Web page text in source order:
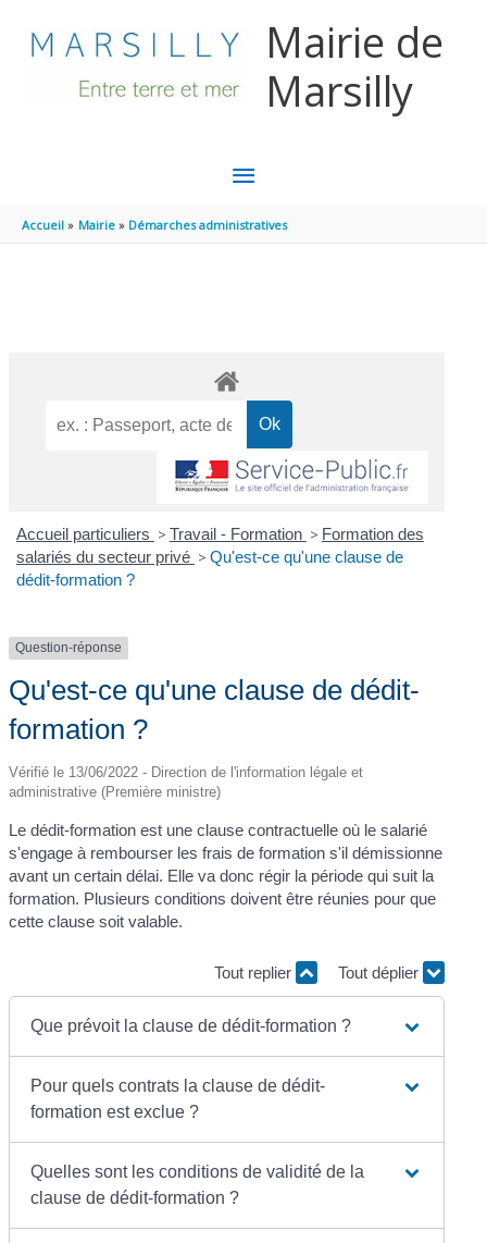
Mairie de
Marsilly
MENU
PRINCIPAL
Accueil Mairie Démarches administratives
Accueil particuliers > Travail - Formation > Formation des
salariés du secteur privé > Qu'est-ce qu'une clause de
dédit-formation ?
Question-réponse
Qu'est-ce qu'une clause de dédit-
formation ?
Vérifié le 13/06/2022 - Direction de l'information légale et
administrative (Première ministre)
Le dédit-formation est une clause contractuelle où le salarié
s'engage à rembourser les frais de formation s'il démissionne
avant un certain délai. Elle va donc régir la période qui suit la
formation. Plusieurs conditions doivent être réunies pour que
cette clause soit valable.
Tout replier Tout déplier
Que prévoit la clause de dédit-formation ?
Pour quels contrats la clause de dédit-
formation est exclue ?
Quelles sont les conditions de validité de la
clause de dédit-formation ?